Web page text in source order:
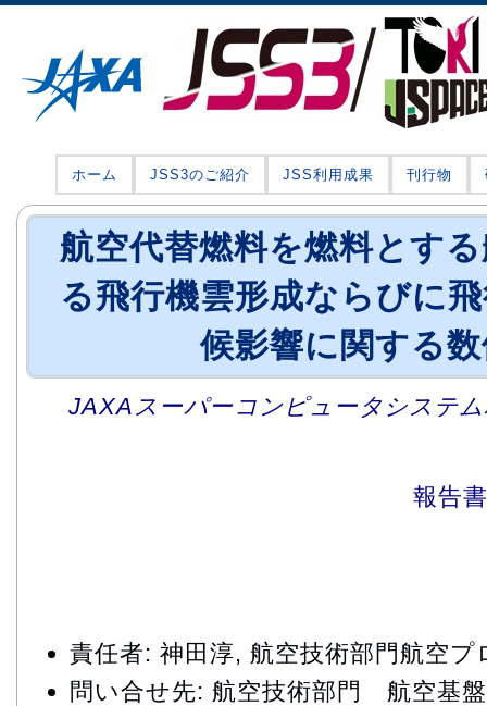
ホーム JSS3のご紹介 JSS利用成果 刊行物
航空代替燃料を燃料とす
る飛行機雲形成ならびに
候影響に関する
JAXAスーパーコンピュータシステ
報告
責任者: 神田淳, 航空技術部門航空
問い合せ先: 航空技術部門 航空基